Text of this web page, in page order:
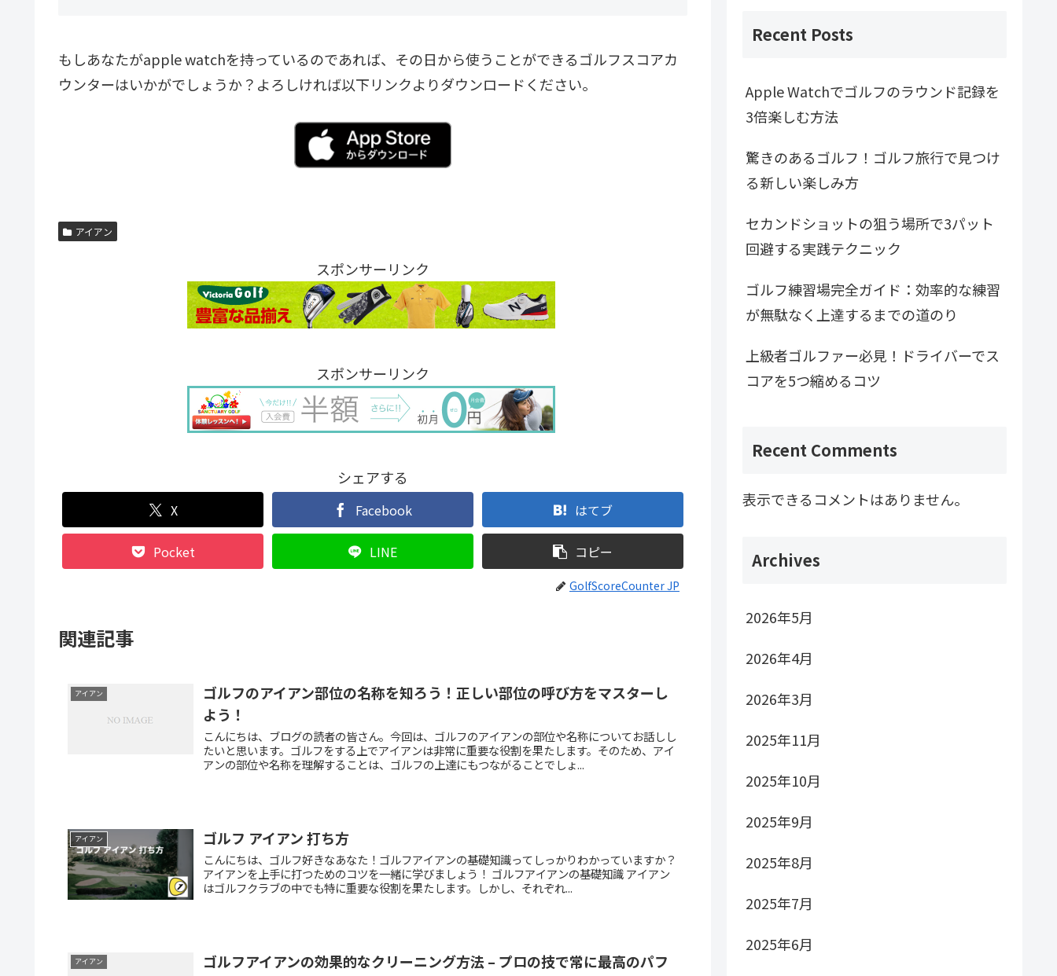
もしあなたがapple watchを持っているのであれば、その日から使うことができるゴルフスコアカ
ウンターはいかがでしょうか？よろしければ以下リンクよりダウンロードください。
アイアン
スポンサーリンク
スポンサーリンク
シェアする
X Facebook はてブ
Pocket LINE コピー
GolfScoreCounter JP
関連記事
アイアン
ゴルフのアイアン部位の名称を知ろう！正しい部位の呼び方をマスターし
よう！
こんにちは、ブログの読者の皆さん。今回は、ゴルフのアイアンの部位や名称についてお話しし
たいと思います。ゴルフをする上でアイアンは非常に重要な役割を果たします。そのため、アイ
アンの部位や名称を理解することは、ゴルフの上達にもつながることでしょ...
アイアン ゴルフ アイアン 打ち方
こんにちは、ゴルフ好きなあなた！ゴルフアイアンの基礎知識ってしっかりわかっていますか？
アイアンを上手に打つためのコツを一緒に学びましょう！ ゴルフアイアンの基礎知識 アイアン
はゴルフクラブの中でも特に重要な役割を果たします。しかし、それぞれ...
アイアン
ゴルフアイアンの効果的なクリーニング方法 – プロの技で常に最高のパフ
Recent Posts
Apple Watchでゴルフのラウンド記録を
3倍楽しむ方法
驚きのあるゴルフ！ゴルフ旅行で見つけ
る新しい楽しみ方
セカンドショットの狙う場所で3パット
回避する実践テクニック
ゴルフ練習場完全ガイド：効率的な練習
が無駄なく上達するまでの道のり
上級者ゴルファー必見！ドライバーでス
コアを5つ縮めるコツ
Recent Comments
表示できるコメントはありません。
Archives
2026年5月
2026年4月
2026年3月
2025年11月
2025年10月
2025年9月
2025年8月
2025年7月
2025年6月